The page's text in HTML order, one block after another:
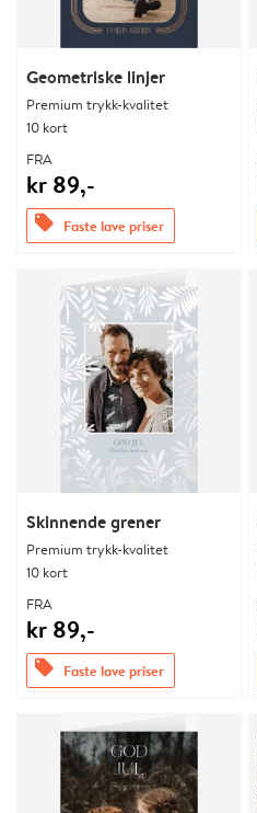
Geometriske linjer
Premium trykk-kvalitet
10 kort
FRA
kr 89,-
offers Faste lave priser
Skinnende grener
Premium trykk-kvalitet
10 kort
FRA
kr 89,-
offers Faste lave priser